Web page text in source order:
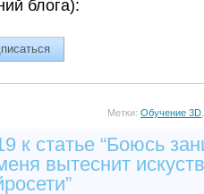
блога):
Метки: Обучение 3D
к статье “Боюсь
вытеснит